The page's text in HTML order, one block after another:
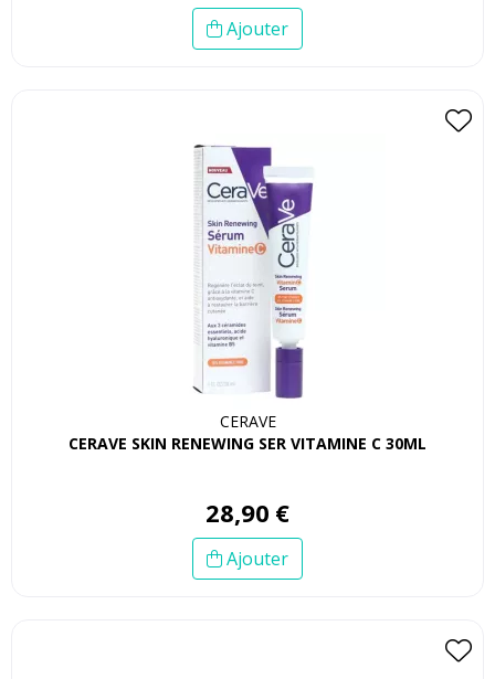
Ajouter
CERAVE
CERAVE SKIN RENEWING SER VITAMINE C 30ML
28,90 €
Ajouter